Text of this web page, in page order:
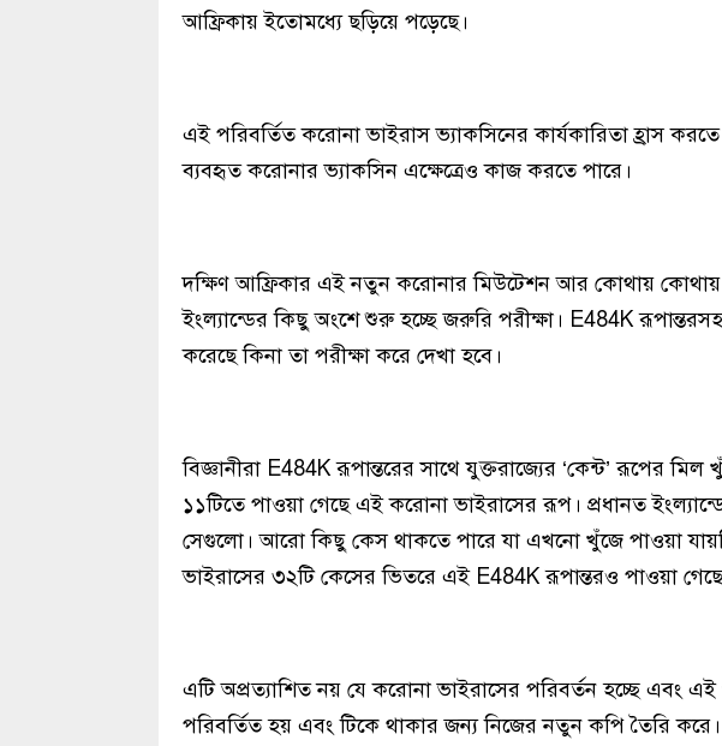
আফ্রিকায় ইতোমধ্যে ছড়িয়ে পড়েছে।
এই পরিবর্তিত করোনা ভাইরাস ভ্যাকসিনের কার্যকারিতা হ্রাস
ব্যবহৃত করোনার ভ্যাকসিন এক্ষেত্রেও কাজ করতে পারে।
দক্ষিণ আফ্রিকার এই নতুন করোনার মিউটেশন আর কোথায় কোথায়
ইংল্যান্ডের কিছু অংশে শুরু হচ্ছে জরুরি পরীক্ষা। E484K
করেছে কিনা তা পরীক্ষা করে দেখা হবে।
বিজ্ঞানীরা E484K রূপান্তরের সাথে যুক্তরাজ্যের ‘কেন্ট’ রূপের
১১টিতে পাওয়া গেছে এই করোনা ভাইরাসের রূপ। প্রধানত
সেগুলো। আরো কিছু কেস থাকতে পারে যা এখনো খুঁজে পাওয়া
ভাইরাসের ৩২টি কেসের ভিতরে এই E484K রূপান্তরও পাওয়া
এটি অপ্রত্যাশিত নয় যে করোনা ভাইরাসের পরিবর্তন হচ্ছে এবং
পরিবর্তিত হয় এবং টিকে থাকার জন্য নিজের নতুন কপি তৈরি করে।